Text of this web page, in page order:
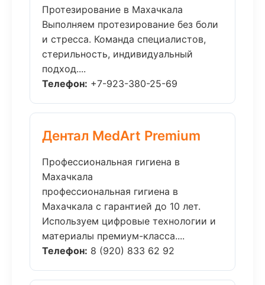
Протезирование в Махачкала
Выполняем протезирование без боли
и стресса. Команда специалистов,
стерильность, индивидуальный
подход....
Телефон: +7-923-380-25-69
Дентал MedArt Premium
Профессиональная гигиена в
Махачкала
профессиональная гигиена в
Махачкала с гарантией до 10 лет.
Используем цифровые технологии и
материалы премиум-класса....
Телефон: 8 (920) 833 62 92